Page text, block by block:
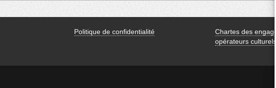
Politique de confidentialité
Chartes des
opérateurs culturels